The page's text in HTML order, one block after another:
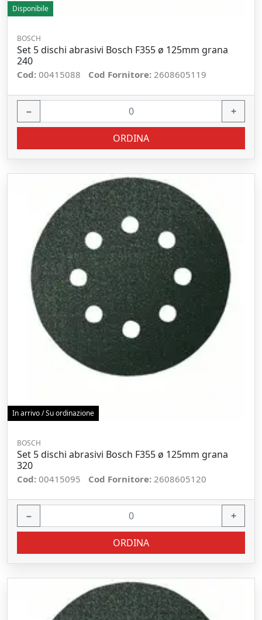
Disponibile
BOSCH
Set 5 dischi abrasivi Bosch F355 ø 125mm grana
240
Cod: 00415088 Cod Fornitore: 2608605119
− +
ORDINA
In arrivo / Su ordinazione
BOSCH
Set 5 dischi abrasivi Bosch F355 ø 125mm grana
320
Cod: 00415095 Cod Fornitore: 2608605120
− +
ORDINA